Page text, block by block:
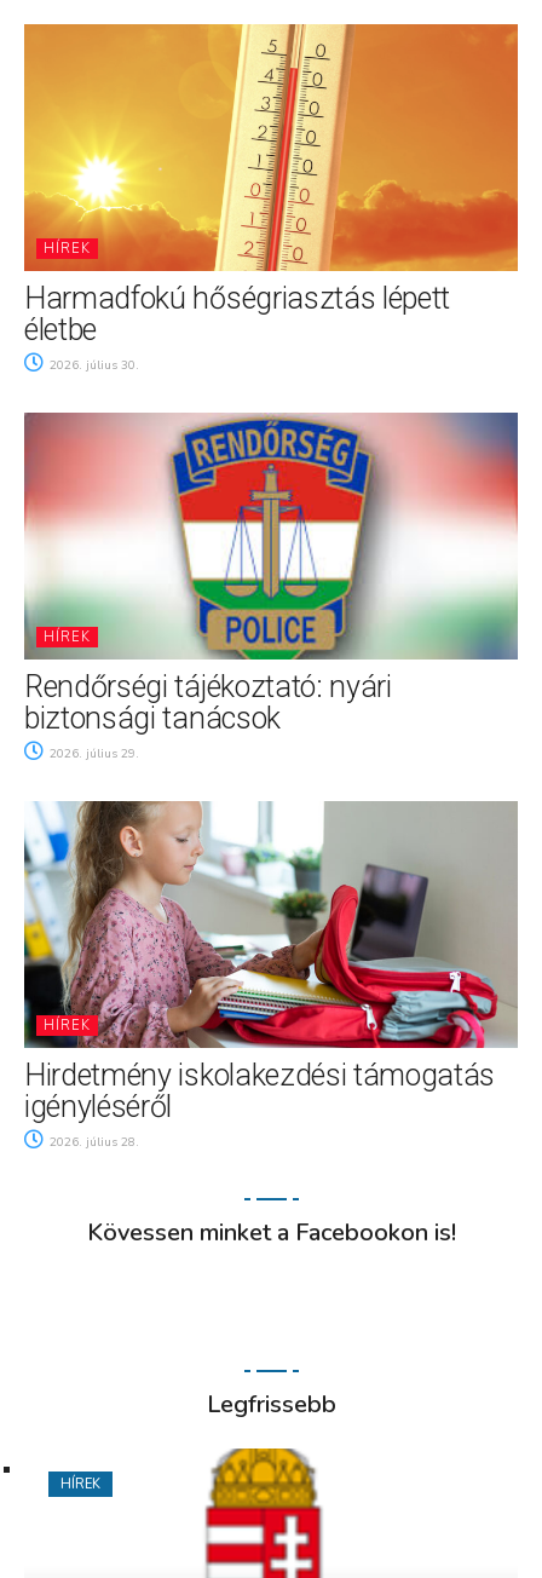
HÍREK
Harmadfokú hőségriasztás lépett
életbe
2026. július 30.
HÍREK
Rendőrségi tájékoztató: nyári
biztonsági tanácsok
2026. július 29.
HÍREK
Hirdetmény iskolakezdési támogatás
igényléséről
2026. július 28.
Kövessen minket a Facebookon is!
Legfrissebb
HÍREK